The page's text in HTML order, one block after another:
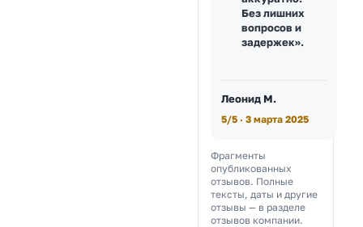
Без лишних
вопросов и
задержек».
Леонид М.
5/5 · 3 марта 2025
Фрагменты
опубликованных
отзывов. Полные
тексты, даты и другие
отзывы — в разделе
отзывов компании.